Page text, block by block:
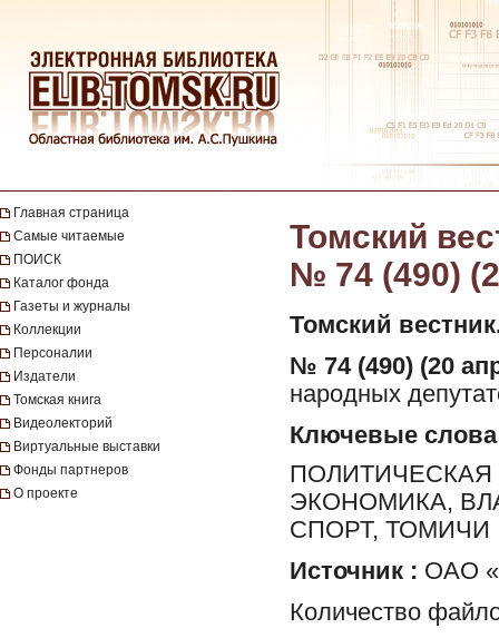
Главная страница
Самые читаемые
ПОИСК
Каталог фонда
Газеты и журналы
Коллекции
Персоналии
Издатели
Томская книга
Видеолекторий
Виртуальные выставки
Фонды партнеров
О проекте
Томский
№ 74 (490)
Томский
№ 74 (490) (20
народных
Ключевые слова
ЭКОНОМИКА,
СПОРТ, ТОМИЧИ
Источник : ОАО
Количество